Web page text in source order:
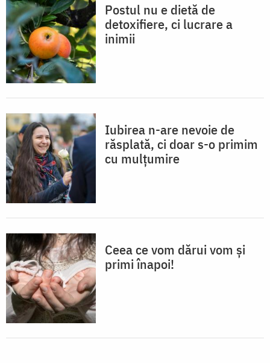
Postul nu e dietă de
detoxifiere, ci lucrare a
inimii
Iubirea n-are nevoie de
răsplată, ci doar s-o primim
cu mulțumire
Ceea ce vom dărui vom și
primi înapoi!